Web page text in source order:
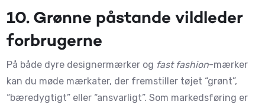
10. Grønne påstande vildleder
forbrugerne
På både dyre designermærker og fast fashion-mærker
kan du møde mærkater, der fremstiller tøjet “grønt”,
“bæredygtigt” eller “ansvarligt”. Som markedsføring er